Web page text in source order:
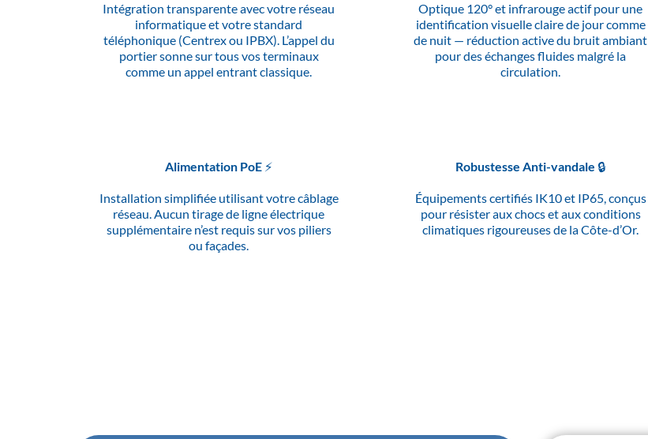
Intégration transparente avec votre réseau
informatique et votre standard
téléphonique (Centrex ou IPBX). L’appel du
portier sonne sur tous vos terminaux
comme un appel entrant classique.
Optique 120° et infrarouge actif pour une
identification visuelle claire de jour comme
de nuit — réduction active du bruit ambiant
pour des échanges fluides malgré la
circulation.
Alimentation PoE ⚡
Installation simplifiée utilisant votre câblage
réseau. Aucun tirage de ligne électrique
supplémentaire n’est requis sur vos piliers
ou façades.
Robustesse Anti-vandale 🔒
Équipements certifiés IK10 et IP65, conçus
pour résister aux chocs et aux conditions
climatiques rigoureuses de la Côte-d’Or.